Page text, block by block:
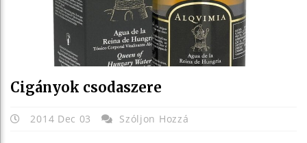
Cigányok csodaszere
2014 Dec 03 Szóljon Hozzá